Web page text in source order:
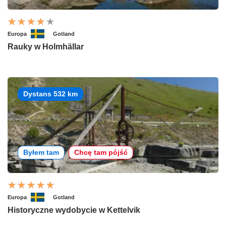
Europa Gotland
Rauky w Holmhällar
Dystans 532 km
Byłem tam Chcę tam pójść
Europa Gotland
Historyczne wydobycie w Kettelvik